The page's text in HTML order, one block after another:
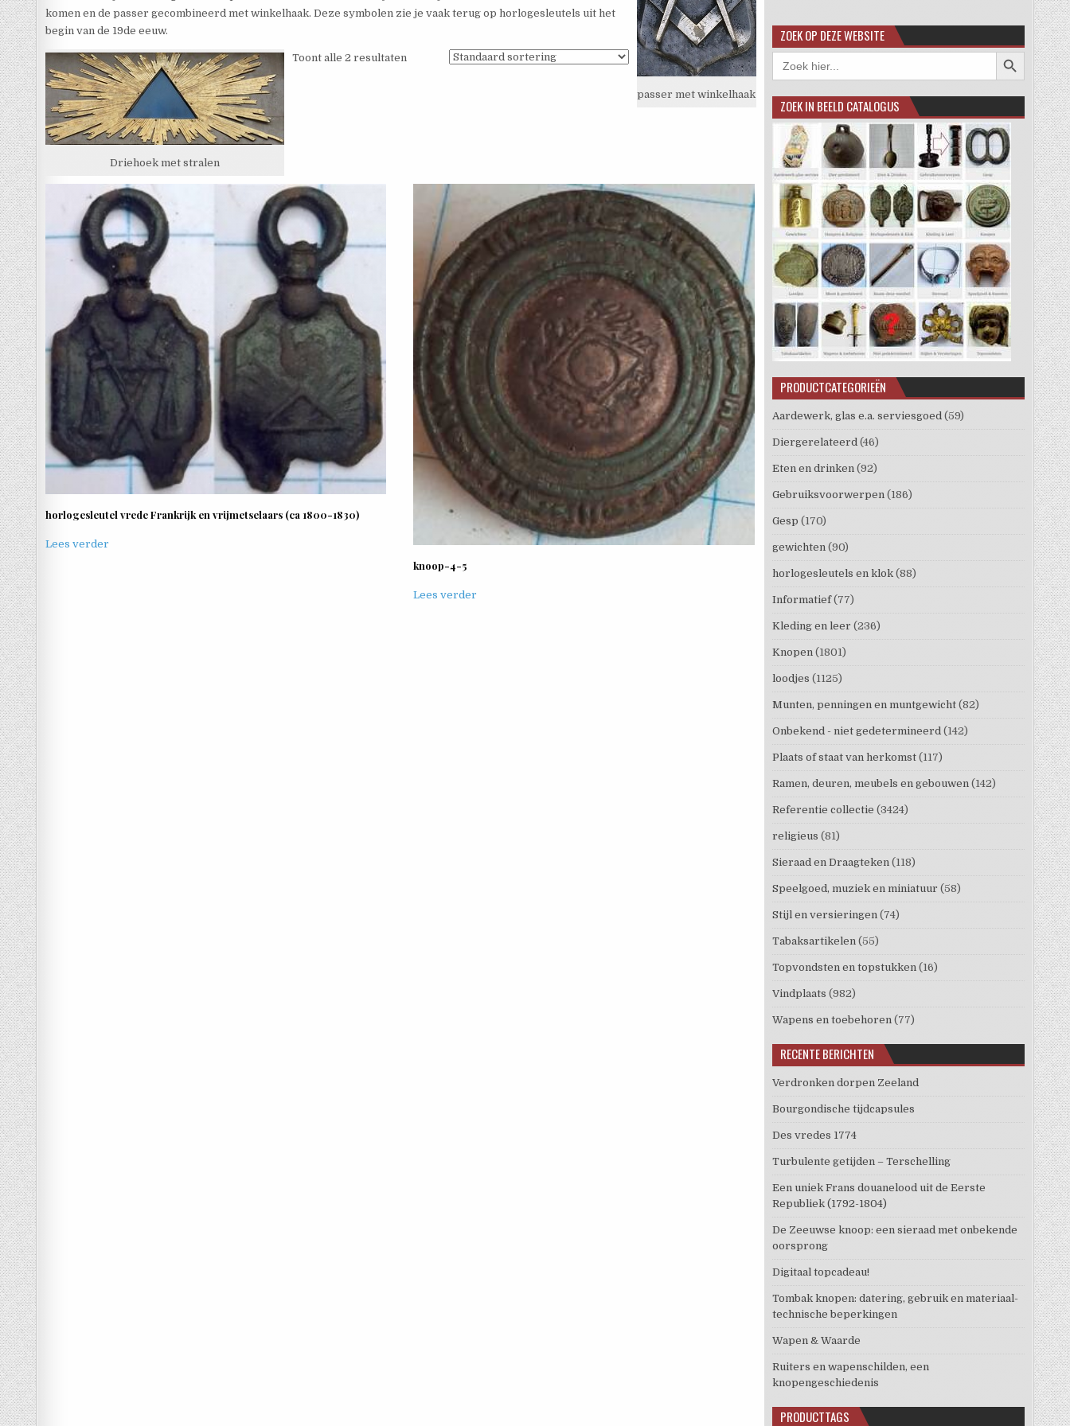
passer met winkelhaak
komen en de passer gecombineerd met winkelhaak. Deze symbolen zie je vaak terug op horlogesleutels uit het
begin van de 19de eeuw.
Driehoek met stralen
Toont alle 2 resultaten
horlogesleutel vrede Frankrijk en vrijmetselaars (ca 1800-1830)
Lees verder
knoop-4-5
Lees verder
ZOEK OP DEZE WEBSITE
Zoek
naar:
Zoekknop
ZOEK IN BEELD CATALOGUS
PRODUCTCATEGORIEËN
Aardewerk, glas e.a. serviesgoed (59)
Diergerelateerd (46)
Eten en drinken (92)
Gebruiksvoorwerpen (186)
Gesp (170)
gewichten (90)
horlogesleutels en klok (88)
Informatief (77)
Kleding en leer (236)
Knopen (1801)
loodjes (1125)
Munten, penningen en muntgewicht (82)
Onbekend - niet gedetermineerd (142)
Plaats of staat van herkomst (117)
Ramen, deuren, meubels en gebouwen (142)
Referentie collectie (3424)
religieus (81)
Sieraad en Draagteken (118)
Speelgoed, muziek en miniatuur (58)
Stijl en versieringen (74)
Tabaksartikelen (55)
Topvondsten en topstukken (16)
Vindplaats (982)
Wapens en toebehoren (77)
RECENTE BERICHTEN
Verdronken dorpen Zeeland
Bourgondische tijdcapsules
Des vredes 1774
Turbulente getijden – Terschelling
Een uniek Frans douanelood uit de Eerste
Republiek (1792-1804)
De Zeeuwse knoop: een sieraad met onbekende
oorsprong
Digitaal topcadeau!
Tombak knopen: datering, gebruik en materiaal-
technische beperkingen
Wapen & Waarde
Ruiters en wapenschilden, een
knopengeschiedenis
PRODUCTTAGS